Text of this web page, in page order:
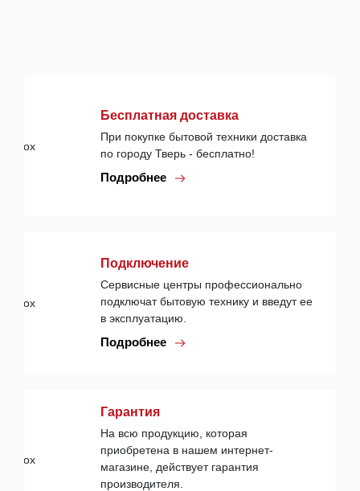
Бесплатная доставка
При покупке бытовой техники доставка
по городу Тверь - бесплатно!
Подробнее
Подключение
Сервисные центры профессионально
подключат бытовую технику и введут ее
в эксплуатацию.
Подробнее
Гарантия
На всю продукцию, которая
приобретена в нашем интернет-
магазине, действует гарантия
производителя.